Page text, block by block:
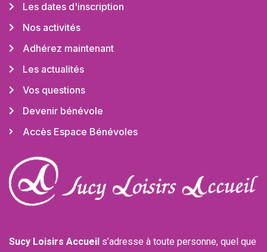
Les dates d'inscription
Nos activités
Adhérez maintenant
Les actualités
Vos questions
Devenir bénévole
Accès Espace Bénévoles
Sucy Loisirs Accueil s’adresse à toute personne, quel que